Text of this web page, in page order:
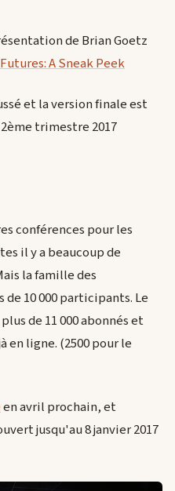
de Brian Goetz
A Sneak Peek
et la version finale est
trimestre 2017
conférences pour les
il y a beaucoup de
la famille des
10 000 participants. Le
de 11 000 abonnés et
en ligne. (2500 pour le
en avril prochain, et
jusqu'au 8 janvier 2017